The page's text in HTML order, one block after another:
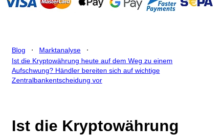
Blog . Marktanalyse .
Ist die Kryptowährung heute auf dem Weg zu einem
Aufschwung? Händler bereiten sich auf wichtige
Zentralbankentscheidung vor
Ist die Kryptowährung